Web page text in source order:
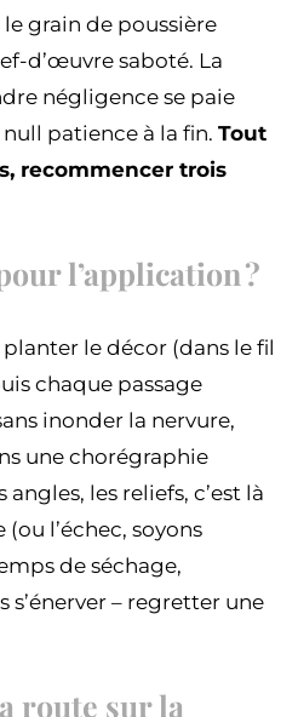
le grain de poussière
d’œuvre saboté. La
négligence se paie
patience à la fin. Tout
recommencer trois
l’application ?
le décor (dans le fil
chaque passage
inonder la nervure,
une chorégraphie
les reliefs, c’est là
l’échec, soyons
de séchage,
s’énerver – regretter une
route sur la